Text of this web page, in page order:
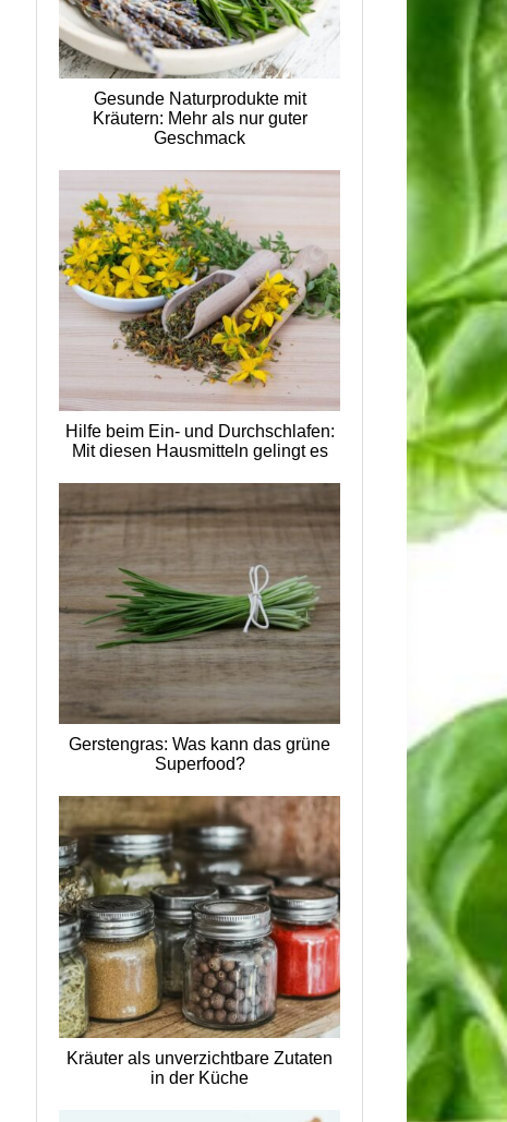
Gesunde Naturprodukte mit
Kräutern: Mehr als nur guter
Geschmack
Hilfe beim Ein- und Durchschlafen:
Mit diesen Hausmitteln gelingt es
Gerstengras: Was kann das grüne
Superfood?
Kräuter als unverzichtbare Zutaten
in der Küche